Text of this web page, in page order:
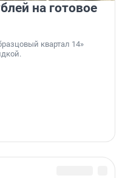
на готовое
квартал 14»